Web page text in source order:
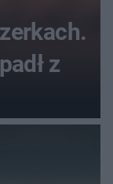
z